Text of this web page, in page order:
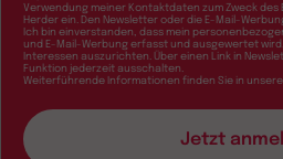
Verwendung meiner Kontaktdaten zum Zweck
Herder ein. Den Newsletter oder die E-Mail-
Ich bin einverstanden, dass mein
und E-Mail-Werbung erfasst und ausgewertet
Interessen auszurichten. Über einen Link in
Funktion jederzeit ausschalten.
Weiterführende Informationen finden Sie in